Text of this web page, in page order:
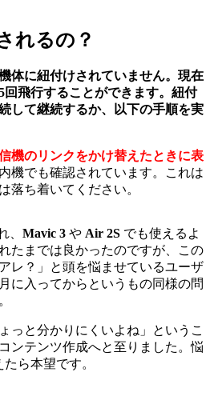
れるの？
体に紐付けされていません。現在
飛行することができます。紐付
して継続するか、以下の手順を実
機のリンクをかけ替えたときに表
機でも確認されています。これは
落ち着いてください。
、 Mavic 3 や Air 2S でも使えるよ
たまでは良かったのですが、この
レ？」と頭を悩ませているユーザ
に入ってからというもの同様の問
っと分かりにくいよね」というこ
ンテンツ作成へと至りました。悩
ら本望です。